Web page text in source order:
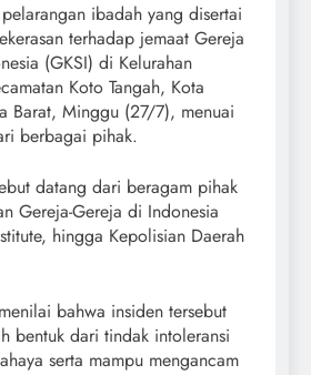
ibadah yang disertai
terhadap jemaat Gereja
(GKSI) di Kelurahan
Koto Tangah, Kota
Barat, Minggu (27/7), menuai
berbagai pihak.
datang dari beragam pihak
Gereja-Gereja di Indonesia
hingga Kepolisian Daerah
bahwa insiden tersebut
bentuk dari tindak intoleransi
serta mampu mengancam